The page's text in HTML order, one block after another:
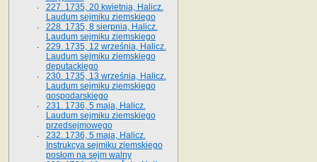
227. 1735, 20 kwietnia, Halicz.
Laudum sejmiku ziemskiego
228. 1735, 8 sierpnia, Halicz.
Laudum sejmiku ziemskiego
229. 1735, 12 września, Halicz.
Laudum sejmiku ziemskiego
deputackiego
230. 1735, 13 września, Halicz.
Laudum sejmiku ziemskiego
gospodarskiego
231. 1736, 5 maja, Halicz.
Laudum sejmiku ziemskiego
przedsejmowego
232. 1736, 5 maja, Halicz.
Instrukcya sejmiku ziemskiego
posłom na sejm walny